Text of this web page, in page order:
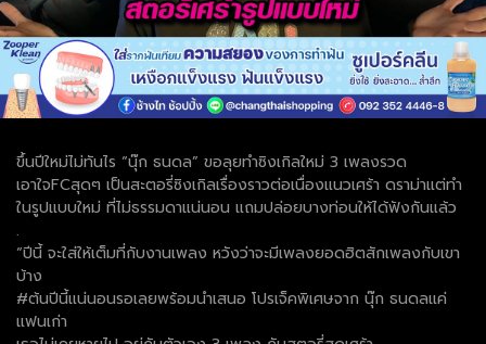
ขึ้นปีใหม่ไม่ทันไร “นุ๊ก ธนดล” ขอลุยทำซิงเกิลใหม่ 3 เพลงรวด
เอาใจFCสุดๆ เป็นสะตอรี่ซิงเกิลเรื่องราวต่อเนื่องแนวเศร้า ดราม่าแต่ทำ
ในรูปแบบใหม่ ที่ไม่ธรรมดาแน่นอน แถมปล่อยบางท่อนให้ได้ฟังกันแล้ว
.
“ปีนี้ จะใส่ให้เต็มที่กับงานเพลง หวังว่าจะมีเพลงยอดฮิตสักเพลงกับเขา
บ้าง
#ต้นปีนี้แน่นอนรอเลยพร้อมนำเสนอ โปรเจ็คพิเศษจาก นุ๊ก ธนดลแค่
แฟนเก่า